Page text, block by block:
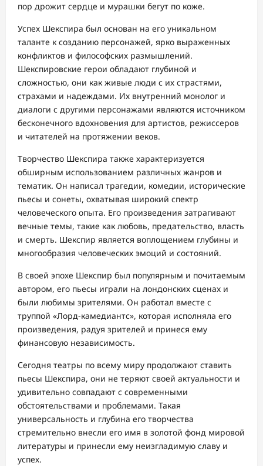
пор дрожит сердце и мурашки бегут по коже.
Успех Шекспира был основан на его уникальном
таланте к созданию персонажей, ярко выраженных
конфликтов и философских размышлений.
Шекспировские герои обладают глубиной и
сложностью, они как живые люди с их страстями,
страхами и надеждами. Их внутренний монолог и
диалоги с другими персонажами являются источником
бесконечного вдохновения для артистов, режиссеров
и читателей на протяжении веков.
Творчество Шекспира также характеризуется
обширным использованием различных жанров и
тематик. Он написал трагедии, комедии, исторические
пьесы и сонеты, охватывая широкий спектр
человеческого опыта. Его произведения затрагивают
вечные темы, такие как любовь, предательство, власть
и смерть. Шекспир является воплощением глубины и
многообразия человеческих эмоций и состояний.
В своей эпохе Шекспир был популярным и почитаемым
автором, его пьесы играли на лондонских сценах и
были любимы зрителями. Он работал вместе с
труппой «Лорд-камедиантс», которая исполняла его
произведения, радуя зрителей и принеся ему
финансовую независимость.
Сегодня театры по всему миру продолжают ставить
пьесы Шекспира, они не теряют своей актуальности и
удивительно совпадают с современными
обстоятельствами и проблемами. Такая
универсальность и глубина его творчества
стремительно внесли его имя в золотой фонд мировой
литературы и принесли ему неизгладимую славу и
успех.